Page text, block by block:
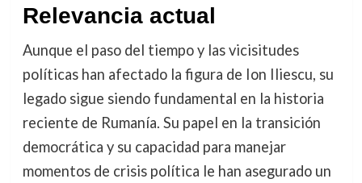
Relevancia actual
Aunque el paso del tiempo y las vicisitudes
políticas han afectado la figura de Ion Iliescu, su
legado sigue siendo fundamental en la historia
reciente de Rumanía. Su papel en la transición
democrática y su capacidad para manejar
momentos de crisis política le han asegurado un